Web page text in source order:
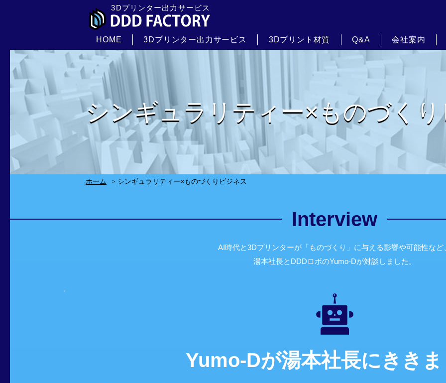
3Dプリンター出力サービス
HOME 3Dプリンター出力サービス 3Dプリント材質 Q&A 会社案内
シンギュラリティー×ものづく
ホーム シンギュラリティー×ものづくりビジネス
Interview
AI時代と3Dプリンターが「ものづくり」に与える影響や可能性など
湯本社長とDDDロボのYumo-Dが対談しました。
Yumo-Dが湯本社長にきき